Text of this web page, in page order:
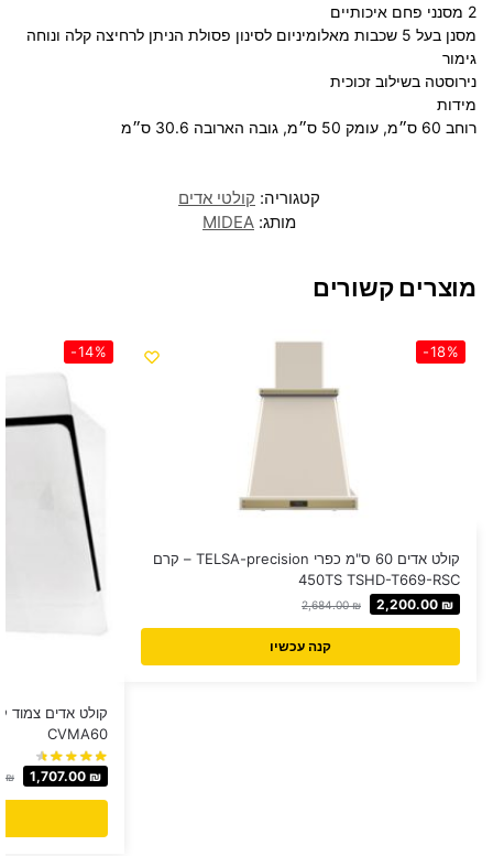
2 מסנני פחם איכותיים
מסנן בעל 5 שכבות מאלומיניום לסינון פסולת הניתן לרחיצה קלה ונוחה
גימור
נירוסטה בשילוב זכוכית
מידות
רוחב 60 ס״מ, עומק 50 ס״מ, גובה הארובה 30.6 ס״מ
קטגוריה: קולטי אדים
מותג: MIDEA
מוצרים קשורים
-18%
קולט אדים 60 ס"מ כפרי TELSA-precision – קרם
450TS TSHD-T669-RSC
2,684.00₪ 2,200.00 ₪
קנה עכשיו
-14%
CVMA60
₪ 1,707.00 ₪